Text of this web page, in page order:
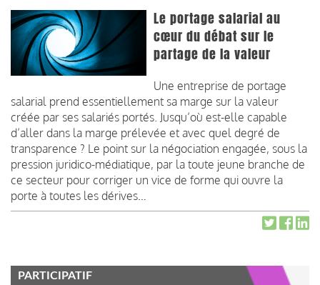
Le portage salarial au
cœur du débat sur le
partage de la valeur
Une entreprise de portage
salarial prend essentiellement sa marge sur la valeur
créée par ses salariés portés. Jusqu’où est-elle capable
d’aller dans la marge prélevée et avec quel degré de
transparence ? Le point sur la négociation engagée, sous la
pression juridico-médiatique, par la toute jeune branche de
ce secteur pour corriger un vice de forme qui ouvre la
porte à toutes les dérives…
PARTICIPATIF